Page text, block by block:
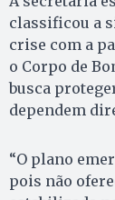
classificou a
crise com a
o Corpo de
busca
dependem
“O plano
pois não